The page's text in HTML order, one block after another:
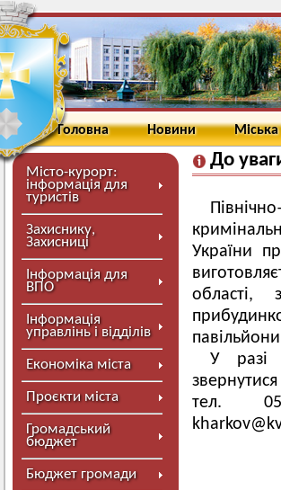
Головна Новини
Місто-курорт:
інформація для
туристів
Захиснику,
Захисниці
Інформація для
ВПО
Інформація
управлінь і відділів
Економіка міста
Проєкти міста
Громадський
бюджет
Бюджет громади
До
України
У разі
тел.